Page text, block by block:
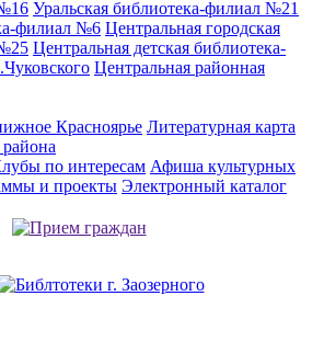
Уральская библиотека-филиал №21
филиал №6 Центральная городская
Центральная детская библиотека-
Центральная районная
Красноярье Литературная карта
по интересам Афиша культурных
и проекты Электронный каталог